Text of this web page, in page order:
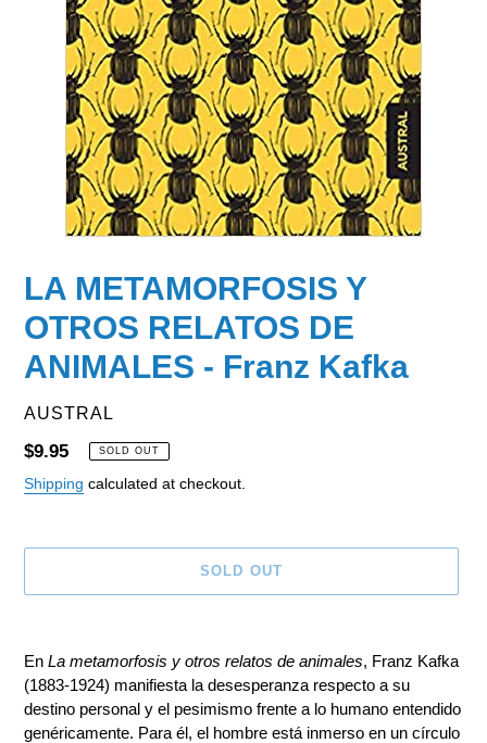
LA METAMORFOSIS Y
OTROS RELATOS DE
ANIMALES - Franz Kafka
VENDOR
AUSTRAL
Regular
price
$9.95 SOLD OUT
Shipping calculated at checkout.
SOLD OUT
to
your
cart
En La metamorfosis y otros relatos de animales, Franz Kafka
(1883-1924) manifiesta la desesperanza respecto a su
destino personal y el pesimismo frente a lo humano entendido
genéricamente. Para él, el hombre está inmerso en un círculo